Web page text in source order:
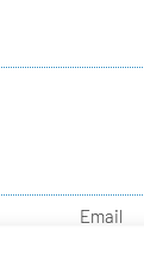
Email